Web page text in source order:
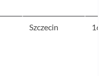
Szczecin 163